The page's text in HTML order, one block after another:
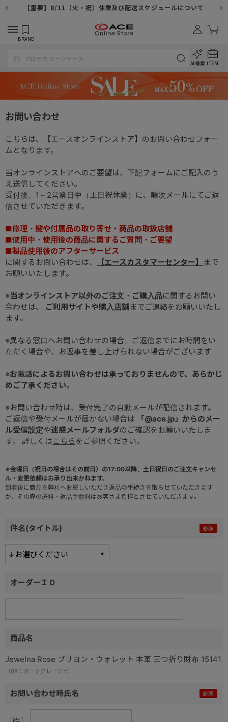
【重要】8/11（火・祝）休業及び配送スケジュールについて
【重要】令和８年熊本地震に伴う配送への影響について
【重要】納品書・領収書ペーパーレス化（電子化）のお知らせ
【重要】天候不良や交通状況・物量増等に伴う配送への影響について
【重要】悪質な詐欺サイトにご注意ください
【重要】各種メールが届かない場合に関しまして
【重要】お問い合わせのご対応に関しまして
【重要】SNSのなりすまし詐欺にご注意ください
BRAND
AI検索 ITEM
お問い合わせ
こちらは、【エースオンラインストア】のお問い合わせフォー
ムとなります。
当オンラインストアへのご要望は、下記フォームにご記入のう
え送信してください。
受付後、1～2営業日中（土日祝休業）に、順次メールにてご返
信させていただきます。
■修理・鍵や付属品の取り寄せ・商品の取扱店舗
■使用中・使用後の商品に関するご質問・ご要望
■製品使用後のアフターサービス
に関するお問い合わせは、
【エースカスタマーセンター】
まで
お願いいたします。
※当オンラインストア以外のご注文・ご購入品に関するお問い
合わせは、
ご利用サイトや購入店舗までご連絡をお願いいたし
ます。
※異なる窓口へお問い合わせの場合、ご返信までにお時間をい
ただく場合や、お返事を差し上げられない場合がございます
※お電話によるお問い合わせは承っておりませんので、あらかじ
めご了承ください。
※お問い合わせ時は、受付完了の自動メールが配信されます。
ご返信や受付メールが届かない場合は
「@ace.jp」からのメー
ル受信設定や迷惑メールフォルダのご確認をお願いいたしま
す。 詳しくは こちら をご参照ください。
※金曜日（祝日の場合はその前日）の17:00以降、土日祝日のご注文キャンセ
ル・変更依頼はお承り出来かねます。
到着後に商品を弊社へお戻しいただき返品の手続きを取らせていただきます
が、その際の送料・返品手数料はお客さま負担とさせていただきます。
件名(タイトル)
オーダーＩＤ
商品名
Jewelna Rose ブリヨン・ウォレット 本革 三つ折り財布 15141
（08：ダークグレージュ）
お問い合わせ時氏名